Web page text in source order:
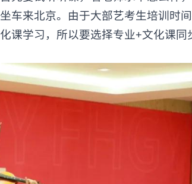
来北京。由于大部艺考生培训时间
课学习，所以要选择专业+文化课同